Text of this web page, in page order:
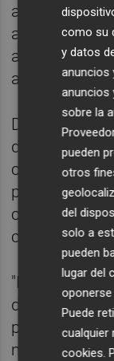
aguanto.
así voy a ir,
año", explicó
años el mes
Durante un
deportistas
compartió
primera vez
cinco
comparten
"Es un
dicho que
piragüistas.
medalla en
como su
y datos
anuncios
anuncios
sobre la
pueden
otros
del
solo a
pueden
lugar del
Puede
cookies.